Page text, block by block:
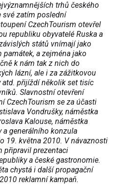
trhů českého
své zatím poslední
CzechTourism otevřel
republiku obyvatelé Ruska a
států vnímají jako
a zejména jako
k nám tak z nich do
lázní, ale i za zážitkovou
přijíždí několik set tisíc
Slavnostní otevření
CzechTourism se za účasti
Vondrušky, náměstka
Kalouse, náměstka
a generálního konzula
19. května 2010. V návaznosti
připravil prezentaci
a české gastronomie.
chystá i další propagační
reklamní kampaň.